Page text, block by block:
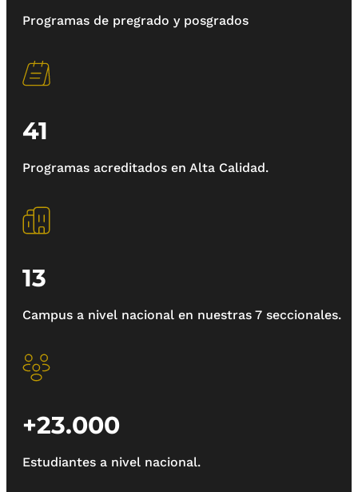
Programas de pregrado y posgrados
41
Programas acreditados en Alta Calidad.
13
Campus a nivel nacional en nuestras 7 seccionales.
+23.000
Estudiantes a nivel nacional.